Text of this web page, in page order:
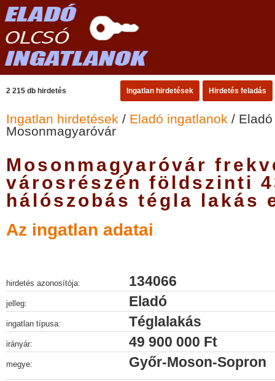
2 215 db hirdetés Ingatlan hirdetések Hirdetés feladás
Ingatlan hirdetések / Eladó ingatlanok /
Mosonmagyaróvár
Mosonmagyaróvár
városrészén földszinti
hálószobás tégla lakás
Az ingatlan adatai
hirdetés azonosítója: 134066
jelleg: Eladó
ingatlan típusa: Téglalakás
irányár: 49 900 000 Ft
megye: Győr-Moson-Sopron